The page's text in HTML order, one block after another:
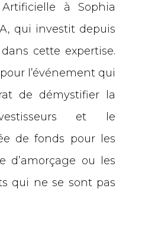
à Sophia
qui investit depuis
cette expertise.
l’événement qui
de démystifier la
et le
de fonds pour les
d’amorçage ou les
qui ne se sont pas